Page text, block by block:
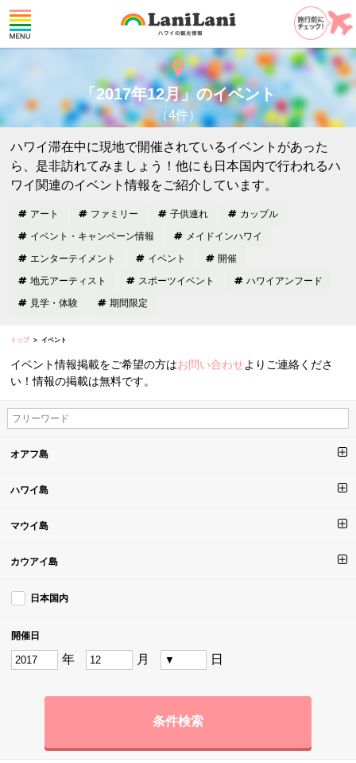
「2017年12月」のイベント
（4件）
ハワイ滞在中に現地で開催されているイベントがあった
ら、是非訪れてみましょう！他にも日本国内で行われるハ
ワイ関連のイベント情報をご紹介しています。
アート ファミリー 子供連れ
カップル
イベント・キャンペーン情報
メイドインハワイ
エンターテイメント
イベント
開催
地元アーティスト
スポーツイベント
ハワイアンフード
見学・体験
期間限定
トップ イベント
イベント情報掲載をご希望の方はお問い合わせよりご連絡くださ
い！情報の掲載は無料です。
オアフ島
ハワイ島
マウイ島
カウアイ島
日本国内
開催日
年 月 日
条件検索